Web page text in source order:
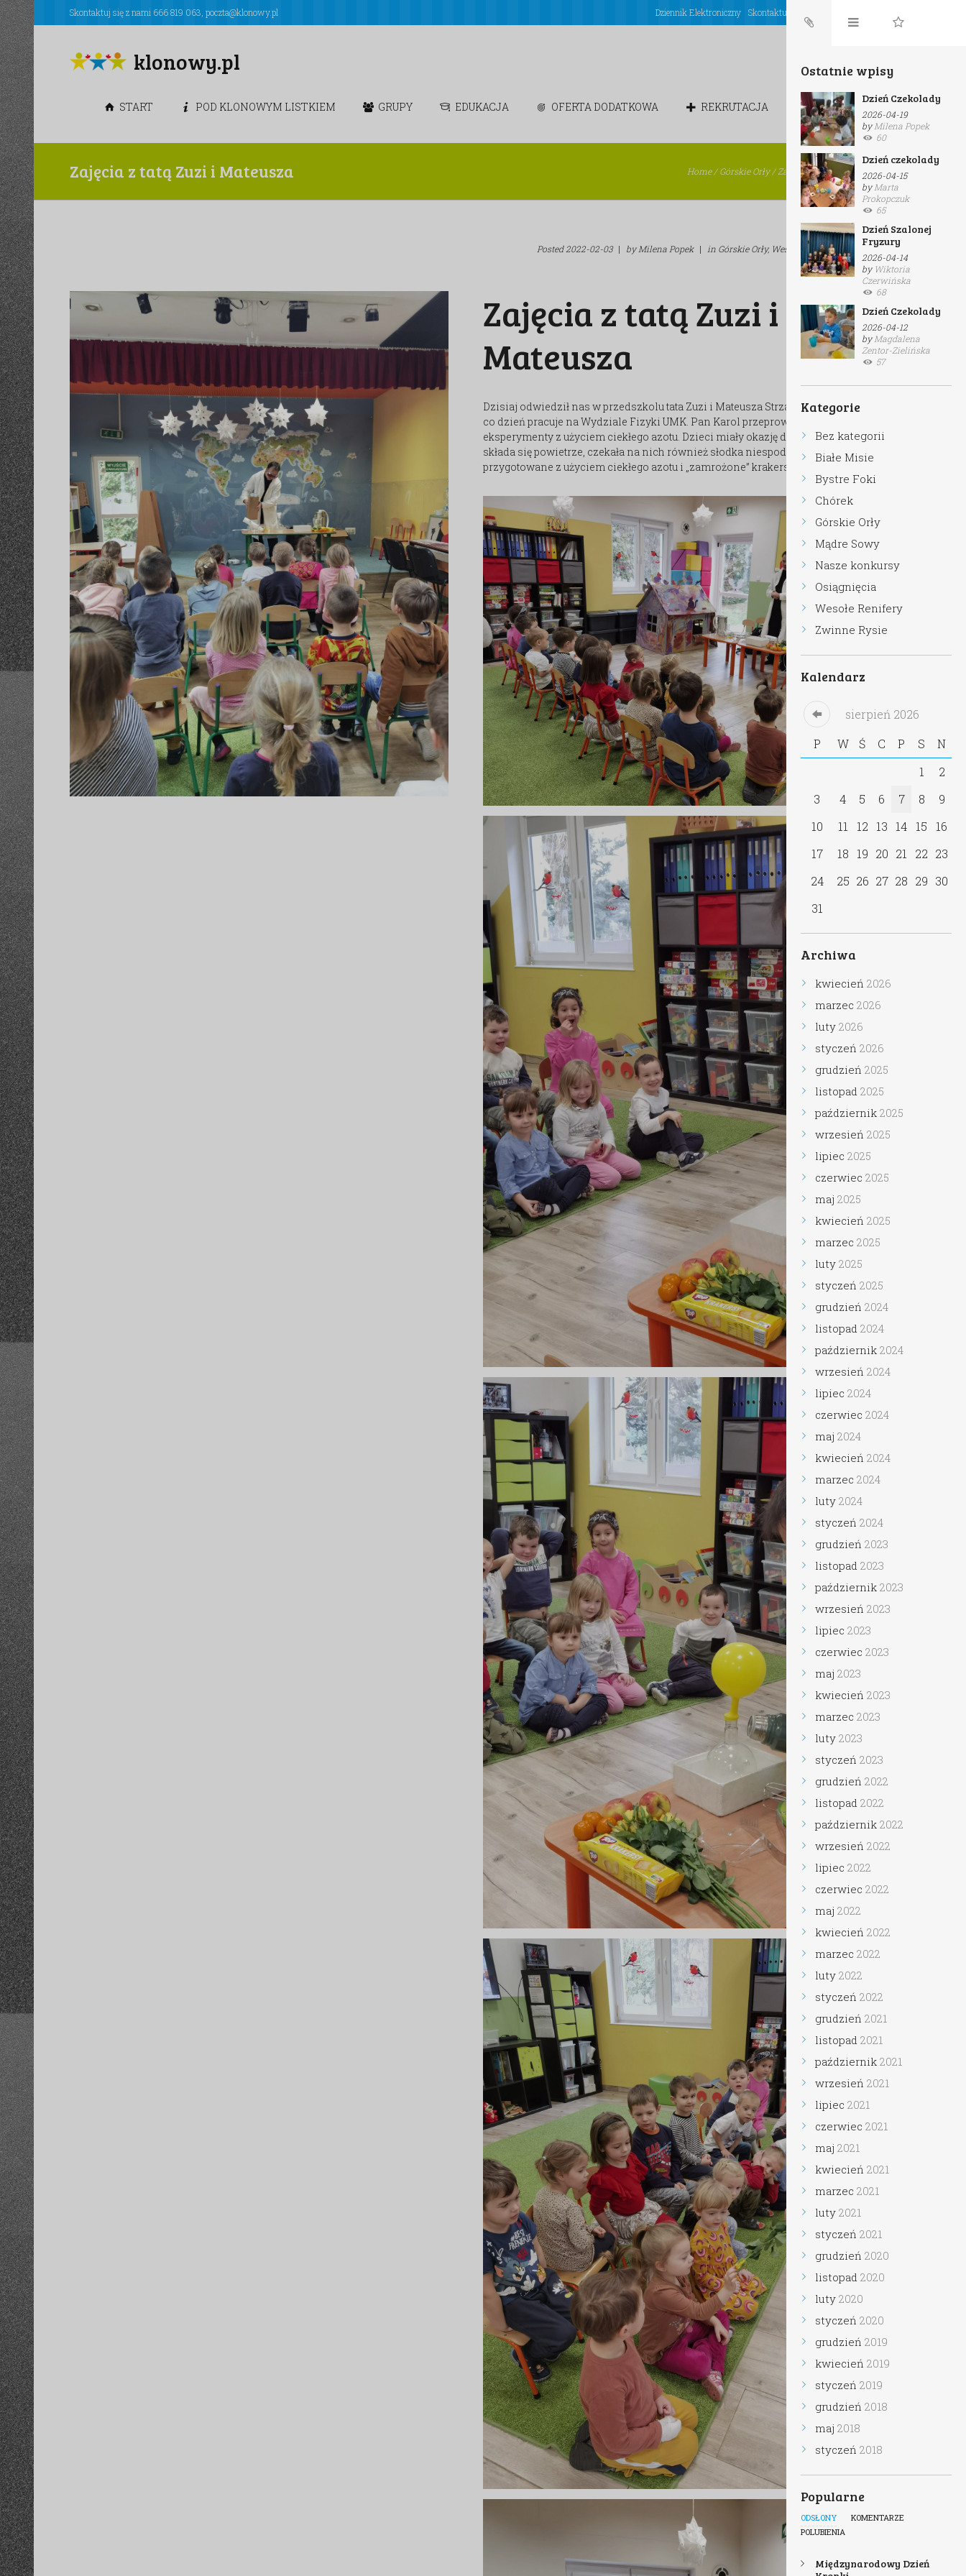
Dziennik Elektroniczny Skontaktuj się z nami
Skontaktuj się z nami 666 819 063 poczta@klonowy.pl
klonowy.pl
START POD KLONOWYM LISTKIEM GRUPY EDUKACJA OFERTA DODATKOWA REKRUTACJA CHÓREK
Home/Górskie Orły/Zajęcia z tatą Zuzi i Mateusza
Zajęcia z tatą Zuzi i Mateusza
Posted2022-02-03 | byMilena Popek | in Górskie Orły, Wesołe Renifery,Zwinne Rysie
Zajęcia z tatą Zuzi i
Mateusza
Dzisiaj odwiedził nas w przedszkolu tata Zuzi i Mateusza Strzałkowskich, który na
co dzień pracuje na Wydziale Fizyki UMK. Pan Karol przeprowadził ciekawe
eksperymenty z użyciem ciekłego azotu. Dzieci miały okazję dowiedzieć się, z czego
składa się powietrze, czekała na nich również słodka niespodzianka – lody
przygotowane z użyciem ciekłego azotu i „zamrożone” krakersy.
Ostatnie wpisy
Dzień Czekolady
2026-04-19
byMilena Popek
60
Dzień czekolady
2026-04-15
byMarta
Prokopczuk
65
Dzień Szalonej
Fryzury
2026-04-14
byWiktoria
Czerwińska
68
Dzień Czekolady
2026-04-12
byMagdalena
Zentor-Zielińska
57
Kategorie
Bez kategorii
Białe Misie
Bystre Foki
Chórek
Górskie Orły
Mądre Sowy
Nasze konkursy
Osiągnięcia
Wesołe Renifery
Zwinne Rysie
Kalendarz
sierpień 2026
P
W Ś C P S
N
1
2
3
4 5 6 7 8
9
10
11 12 13 14 15
16
17
18 19 20 21 22 23
24
25 26 27 28 29 30
31
Archiwa
kwiecień 2026
marzec 2026
luty 2026
styczeń 2026
grudzień 2025
listopad 2025
październik 2025
wrzesień 2025
lipiec 2025
czerwiec 2025
maj 2025
kwiecień 2025
marzec 2025
luty 2025
styczeń 2025
grudzień 2024
listopad 2024
październik 2024
wrzesień 2024
lipiec 2024
czerwiec 2024
maj 2024
kwiecień 2024
marzec 2024
luty 2024
styczeń 2024
grudzień 2023
listopad 2023
październik 2023
wrzesień 2023
lipiec 2023
czerwiec 2023
maj 2023
kwiecień 2023
marzec 2023
luty 2023
styczeń 2023
grudzień 2022
listopad 2022
październik 2022
wrzesień 2022
lipiec 2022
czerwiec 2022
maj 2022
kwiecień 2022
marzec 2022
luty 2022
styczeń 2022
grudzień 2021
listopad 2021
październik 2021
wrzesień 2021
lipiec 2021
czerwiec 2021
maj 2021
kwiecień 2021
marzec 2021
luty 2021
styczeń 2021
grudzień 2020
listopad 2020
luty 2020
styczeń 2020
grudzień 2019
kwiecień 2019
styczeń 2019
grudzień 2018
maj 2018
styczeń 2018
Popularne
ODSŁONY
KOMENTARZE
POLUBIENIA
Międzynarodowy Dzień